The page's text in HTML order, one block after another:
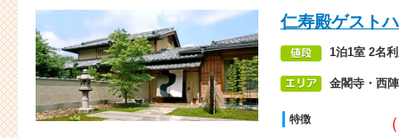
仁寿殿ゲスト
1泊1室 2名
金閣寺・西陣
特徴